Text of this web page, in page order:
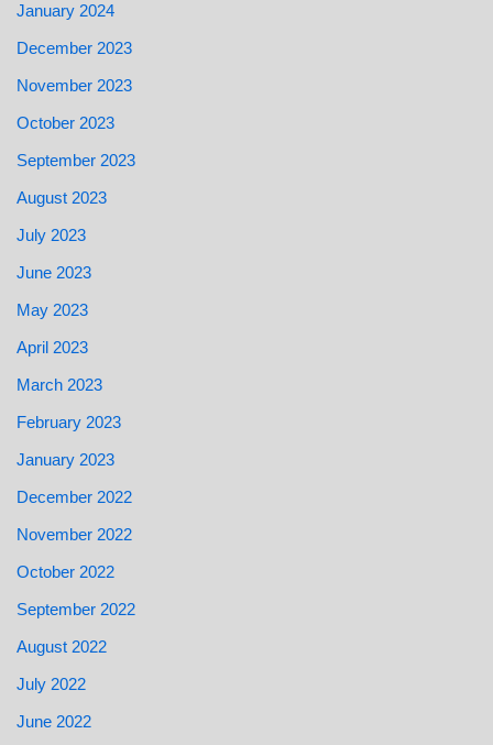
January 2024
December 2023
November 2023
October 2023
September 2023
August 2023
July 2023
June 2023
May 2023
April 2023
March 2023
February 2023
January 2023
December 2022
November 2022
October 2022
September 2022
August 2022
July 2022
June 2022